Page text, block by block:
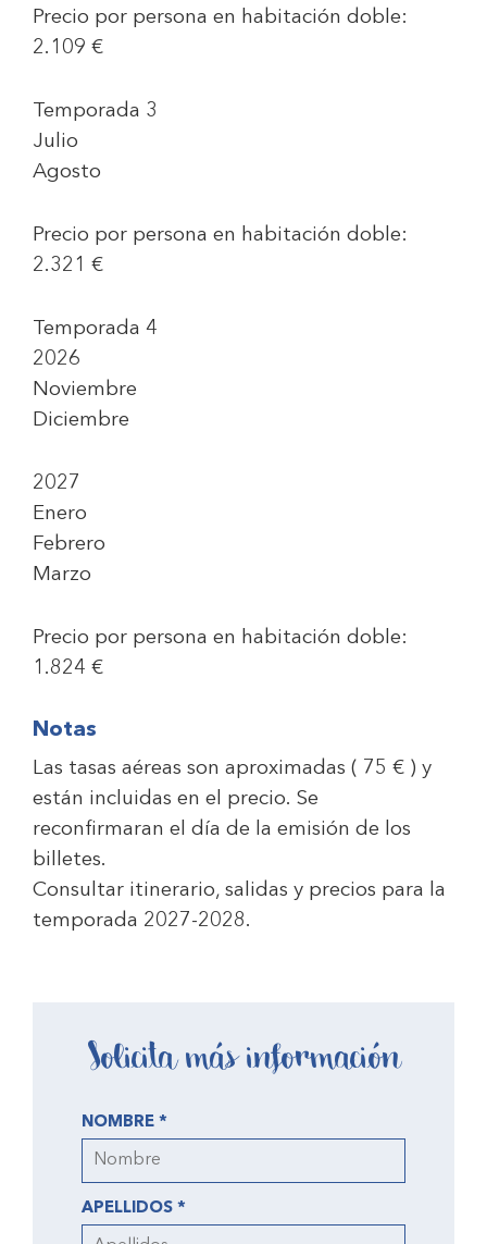
Precio por persona en habitación doble:
2.109 €
Temporada 3
Julio
Agosto
Precio por persona en habitación doble:
2.321 €
Temporada 4
2026
Noviembre
Diciembre
2027
Enero
Febrero
Marzo
Precio por persona en habitación doble:
1.824 €
Notas
Las tasas aéreas son aproximadas ( 75 € ) y
están incluidas en el precio. Se
reconfirmaran el día de la emisión de los
billetes.
Consultar itinerario, salidas y precios para la
temporada 2027-2028.
Solicita más información
NOMBRE *
APELLIDOS *